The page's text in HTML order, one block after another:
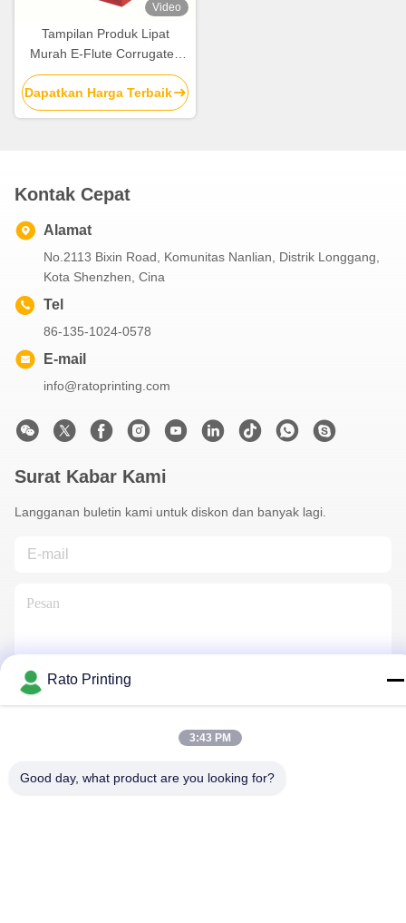
Video
Tampilan Produk Lipat
Murah E-Flute Corrugated
Cardboard Box Printing
Dapatkan Harga Terbaik
Kontak Cepat
Alamat
No.2113 Bixin Road, Komunitas Nanlian, Distrik Longgang,
Kota Shenzhen, Cina
Tel
86-135-1024-0578
E-mail
info@ratoprinting.com
Surat Kabar Kami
Langganan buletin kami untuk diskon dan banyak lagi.
Hubungi Kami
Kebijakan Privasi|Sitemap| Cina Baik Kualitas kotak Kemasan
Rato Printing
3:43 PM
Good day, what product are you looking for?